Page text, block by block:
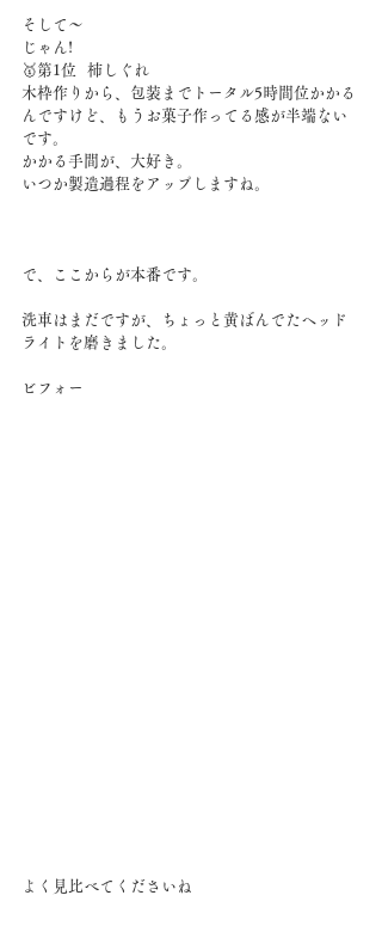
そして〜
じゃん!
🥇第1位   柿しぐれ
木枠作りから、包装までトータル5時間位かかる
んですけど、もうお菓子作ってる感が半端ない
です。
かかる手間が、大好き。
いつか製造過程をアップしますね。
で、ここからが本番です。
洗車はまだですが、ちょっと黄ばんでたヘッド
ライトを磨きました。
ビフォー
よく見比べてくださいね